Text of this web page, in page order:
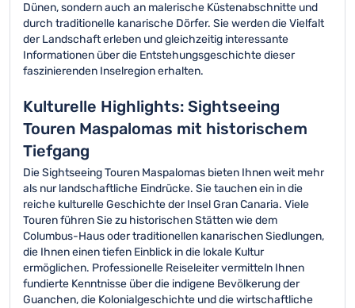
Dünen, sondern auch an malerische Küstenabschnitte und
durch traditionelle kanarische Dörfer. Sie werden die Vielfalt
der Landschaft erleben und gleichzeitig interessante
Informationen über die Entstehungsgeschichte dieser
faszinierenden Inselregion erhalten.
Kulturelle Highlights: Sightseeing
Touren Maspalomas mit historischem
Tiefgang
Die Sightseeing Touren Maspalomas bieten Ihnen weit mehr
als nur landschaftliche Eindrücke. Sie tauchen ein in die
reiche kulturelle Geschichte der Insel Gran Canaria. Viele
Touren führen Sie zu historischen Stätten wie dem
Columbus-Haus oder traditionellen kanarischen Siedlungen,
die Ihnen einen tiefen Einblick in die lokale Kultur
ermöglichen. Professionelle Reiseleiter vermitteln Ihnen
fundierte Kenntnisse über die indigene Bevölkerung der
Guanchen, die Kolonialgeschichte und die wirtschaftliche